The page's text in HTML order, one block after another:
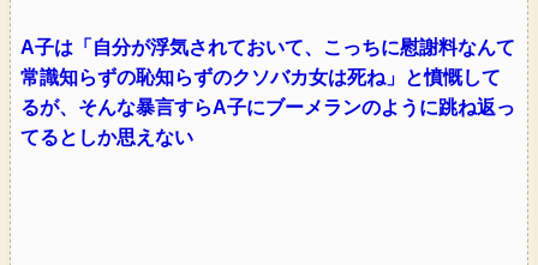
A子は「自分が浮気されておいて、こっちに慰謝料なんて
常識知らずの恥知らずのクソバカ女は死ね」と憤慨して
るが、そんな暴言すらA子にブーメランのように跳ね返っ
てるとしか思えない